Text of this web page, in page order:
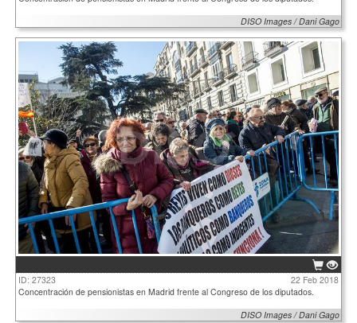
DISO Images / Dani Gago
ID: 27323
22 Feb 2018
Concentración de pensionistas en Madrid frente al Congreso de los diputados.
DISO Images / Dani Gago